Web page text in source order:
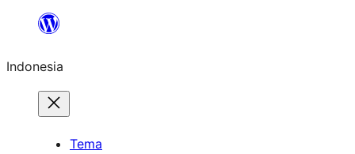
Lewati
konten
Indonesia
Tema